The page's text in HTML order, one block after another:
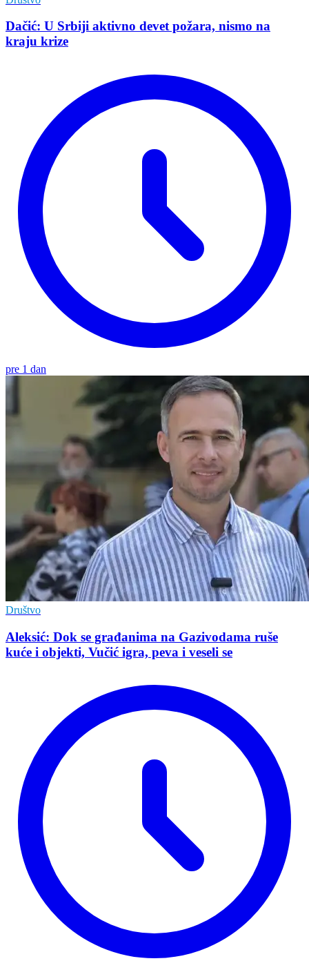
Dačić: U Srbiji aktivno devet požara, nismo na
kraju krize
pre 1 dan
Društvo
Aleksić: Dok se građanima na Gazivodama ruše
kuće i objekti, Vučić igra, peva i veseli se